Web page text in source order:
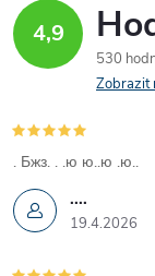
4,9
530
Zobrazit
....
19.4.2026
. Бжз. . .ю ю..ю .ю..